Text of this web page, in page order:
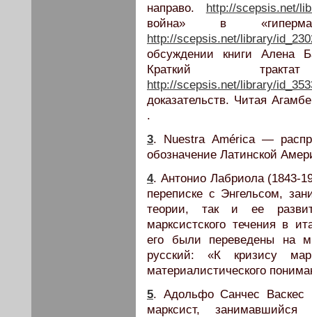
направо. http://scepsis.net/
война» в
http://scepsis.net/library/
обсуждении книги Алена
Краткий
http://scepsis.net/library/
доказательств. Читая
.
3. Nuestra América —
обозначение Латинской
4. Антонио Лабриола (1843-
переписке с Энгельсом,
теории, так и ее
марксистского течения в
его были переведены на
русский: «К кризису
материалистического
5. Адольфо Санчес Васкес
марксист, занимавшийся